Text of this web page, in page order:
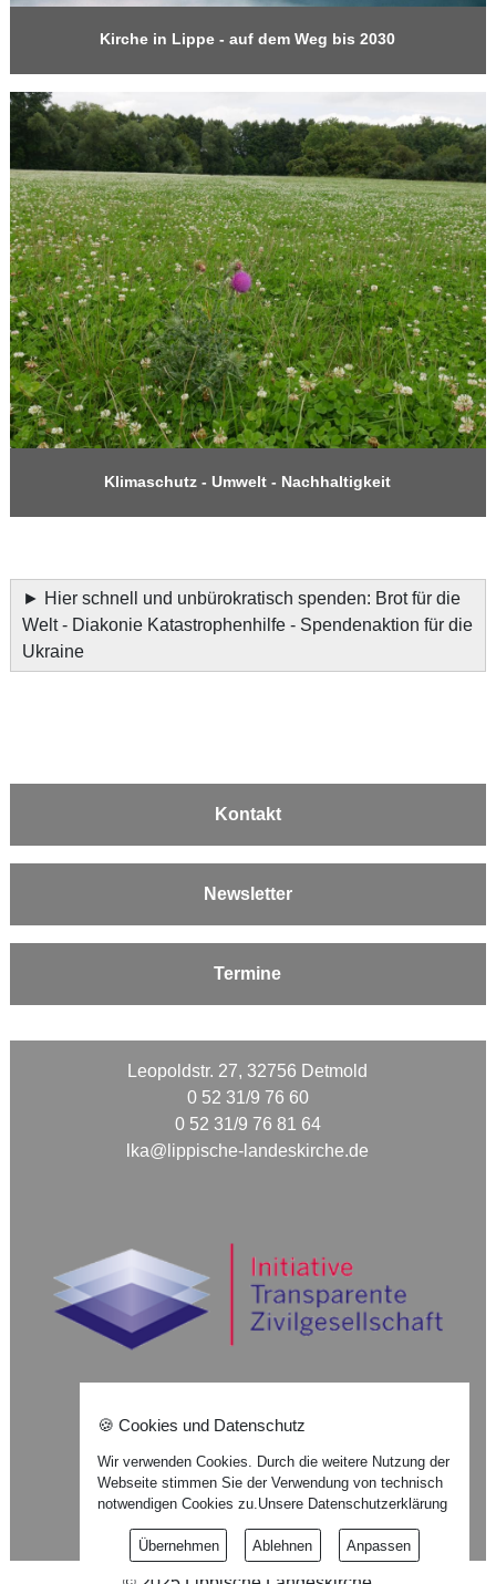
Kirche in Lippe - auf dem Weg bis 2030
Klimaschutz - Umwelt - Nachhaltigkeit
► Hier schnell und unbürokratisch spenden: Brot für die
Welt - Diakonie Katastrophenhilfe - Spendenaktion für die
Ukraine
Kontakt
Newsletter
Termine
Leopoldstr. 27, 32756 Detmold
0 52 31/9 76 60
0 52 31/9 76 81 64
lka@lippische-landeskirche.de
Impressum
Datenschutzerklärung
🍪 Cookies und Datenschutz
Wir verwenden Cookies. Durch die weitere Nutzung der
Webseite stimmen Sie der Verwendung von technisch
notwendigen Cookies zu.Unsere Datenschutzerklärung
Übernehmen Ablehnen Anpassen